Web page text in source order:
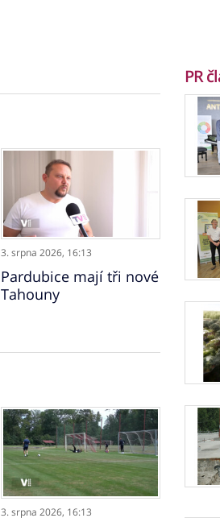
3. srpna 2026, 16:13
Pardubice mají tři nové
Tahouny
3. srpna 2026, 16:13
PR